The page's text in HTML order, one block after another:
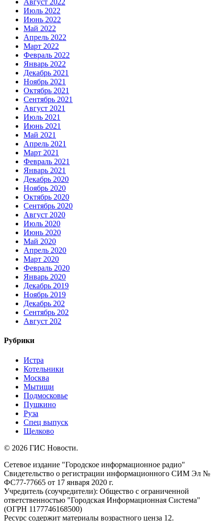
Август 2022
Июль 2022
Июнь 2022
Май 2022
Апрель 2022
Март 2022
Февраль 2022
Январь 2022
Декабрь 2021
Ноябрь 2021
Октябрь 2021
Сентябрь 2021
Август 2021
Июль 2021
Июнь 2021
Май 2021
Апрель 2021
Март 2021
Февраль 2021
Январь 2021
Декабрь 2020
Ноябрь 2020
Октябрь 2020
Сентябрь 2020
Август 2020
Июль 2020
Июнь 2020
Май 2020
Апрель 2020
Март 2020
Февраль 2020
Январь 2020
Декабрь 2019
Ноябрь 2019
Декабрь 202
Сентябрь 202
Август 202
Рубрики
Истра
Котельники
Москва
Мытищи
Подмосковье
Пушкино
Руза
Спец выпуск
Щелково
© 2026 ГИС Новости.
Сетевое издание "Городское информационное радио"
Свидетельство о регистрации информационного СИМ Эл №
ФС77-77665 от 17 января 2020 г.
Учредитель (соучредители): Общество с ограниченной
ответственностью "Городская Информационная Система"
(ОГРН 1177746168500)
Ресурс содержит материалы возрастного ценза 12.